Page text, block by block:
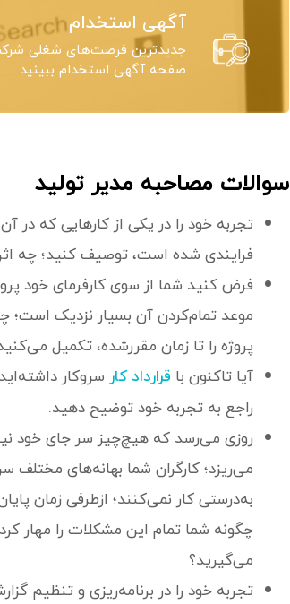
آگهی استخدام
جدیدترین فرصت‌های شغلی
صفحه آگهی استخدام ببینید.
سوالات مصاحبه مدیر تولید
تجربه خود را در یکی از کارهایی که در
فرایندی شده است، توصیف کنید؛ چه
فرض کنید شما از سوی کارفرمای خود
موعد تمام‌کردن آن بسیار نزدیک است؛
پروژه را تا زمان مقررشده، تکمیل
آیا تاکنون با قرارداد کارسروکار
راجع به تجربه خود توضیح دهید.
روزی می‌رسد که هیچ‌چیز سر جای خود
می‌ریزد؛ کارگران شما بهانه‌های
به‌درستی کار نمی‌کنند؛ ازطرفی زمان
چگونه شما تمام این مشکلات را مهار
می‌گیرید؟
تجربه خود را در برنامه‌ریزی و تنظیم